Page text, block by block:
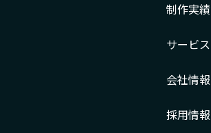
制作実績
サービス
会社情報
採用情報